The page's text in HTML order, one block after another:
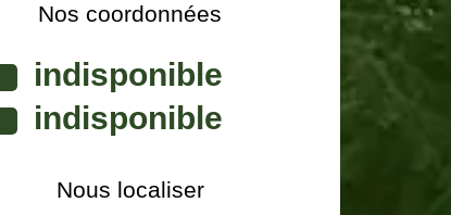
Nos coordonnées
indisponible
indisponible
Nous localiser